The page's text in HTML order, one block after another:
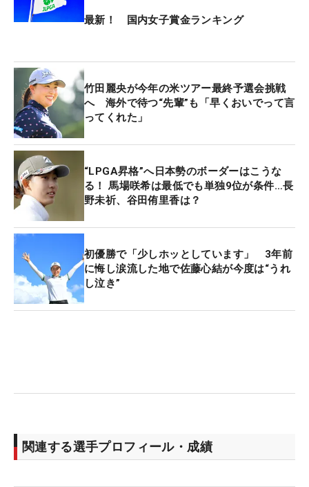
た。ロングパットも入ってくれた」と好感触。そし
ていよいよ来週は、所属する富士通が冠を務める
2019年のアマチュア優勝を含め、これまで5戦3勝
と好相性の大会。なにより今年はメジャータイトル
を引っ提げて出場することになる。「少しはつかめ
たかなと思うので、このまま同じようにリズムよく
できたら」と照準を定めた。
一方、6月の「全米女子オープン」で大会2勝目を飾
った笹生優花は、米国女子ツアーからの連戦だっ
た。最終日は4バーディ・1ボギー・1ダブルボギー
の「71」と伸ばしきれず、トータル6アンダー・23
位タイ。「ハマるときのほうが少ないし、ハマらな
いときでもいいスコアを出していきたい。練習や経
験がまだまだ必要ですね」と評価した。
ック」になる予定だ。
最新！ 国内女子賞金ランキング
竹田麗央が今年の米ツアー最終予選会挑戦
へ 海外で待つ“先輩”も「早くおいでって言
ってくれた」
“LPGA昇格”へ日本勢のボーダーはこうな
る！ 馬場咲希は最低でも単独9位が条件…長
野未祈、谷田侑里香は？
初優勝で「少しホッとしています」 3年前
に悔し涙流した地で佐藤心結が今度は“うれ
し泣き”
関連する選手プロフィール・成績